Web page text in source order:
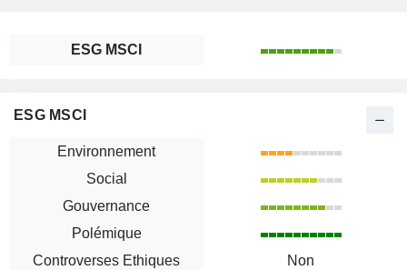
ESG MSCI
ESG MSCI
Environnement
Social
Gouvernance
Polémique
Controverses Ethiques
Non